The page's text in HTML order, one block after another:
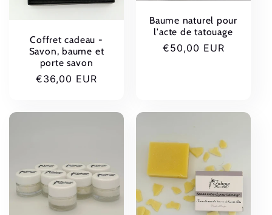
Coffret cadeau -
Savon, baume et
porte savon
Prix
€36,00 EUR
Baume naturel pour
l'acte de tatouage
Prix
€50,00 EUR